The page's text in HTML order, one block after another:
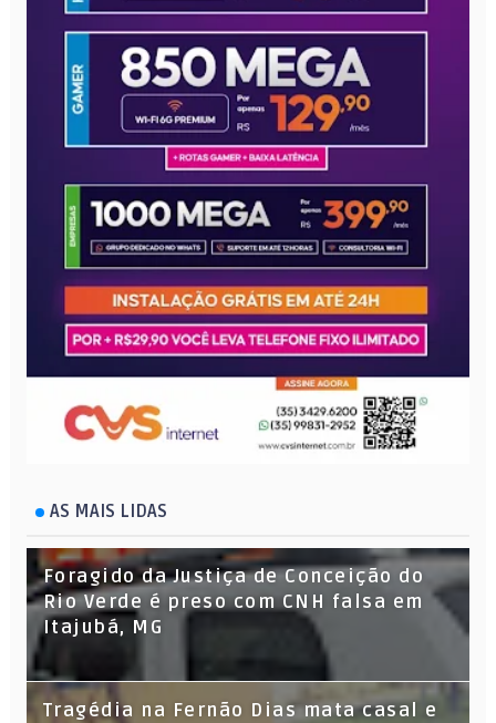
AS MAIS LIDAS
Foragido da Justiça de Conceição do
Rio Verde é preso com CNH falsa em
Itajubá, MG
Tragédia na Fernão Dias mata casal e